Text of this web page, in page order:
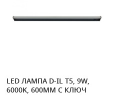
LED ЛАМПА D-IL T5, 9W,
6000K, 600MM С КЛЮЧ